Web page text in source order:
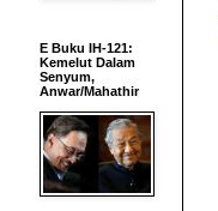
E Buku IH-121:
Kemelut Dalam
Senyum,
Anwar/Mahathir